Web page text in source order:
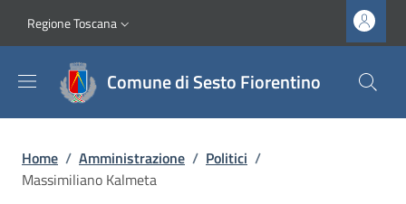
Slim top
Regione Toscana
Comune di Sesto Fiorentino
Briciole di pane
Home / Amministrazione / Politici /
Massimiliano Kalmeta